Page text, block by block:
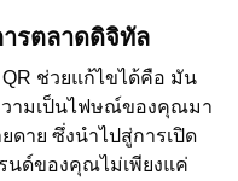
รตลาดดิจิทัล
ช่วยแก้ไขได้คือ มัน
ามเป็นไฟษณ์ของคุณมา
าย ซึ่งนำไปสู่การเปิด
นด์ของคุณไม่เพียงแค่